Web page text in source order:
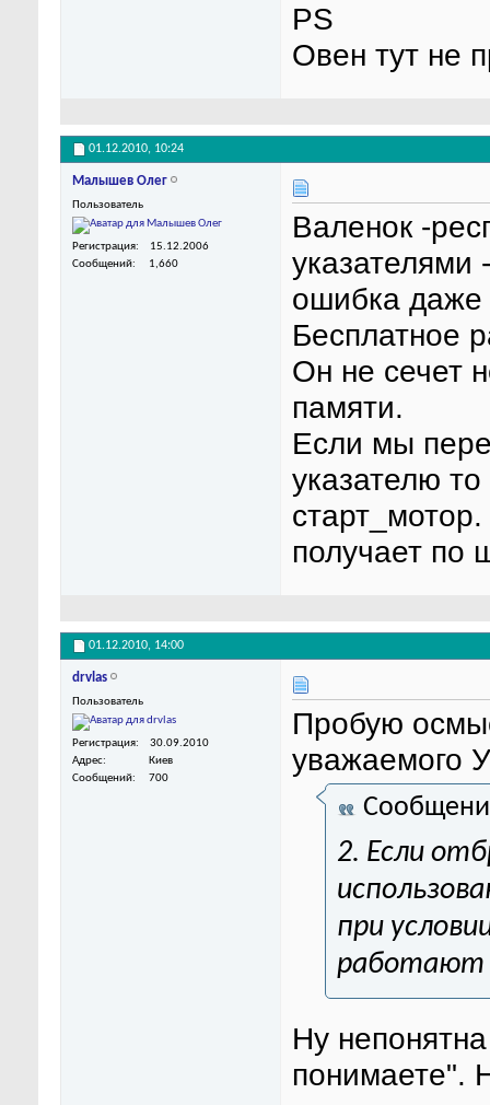
PS
Овен тут не
01.12.2010, 10:24
Малышев Олег
Пользователь
Регистрация
15.12.2006
Сообщений
1,660
Валенок -
указателями
ошибка даже
Бесплатное
Он не сечет
памяти.
Если мы
указателю
получает по
01.12.2010, 14:00
drvlas
Пользователь
Регистрация
30.09.2010
Адрес
Киев
Сообщений
700
Пробую
уважаемого
2. Если
при
работают
Ну
понимаете".